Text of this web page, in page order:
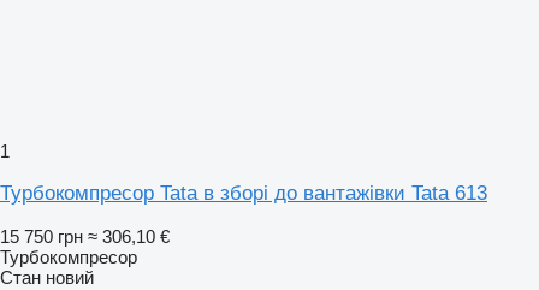
1
Турбокомпресор Tata в зборі до вантажівки Tata 613
15 750 грн ≈ 306,10 €
Турбокомпресор
Стан новий